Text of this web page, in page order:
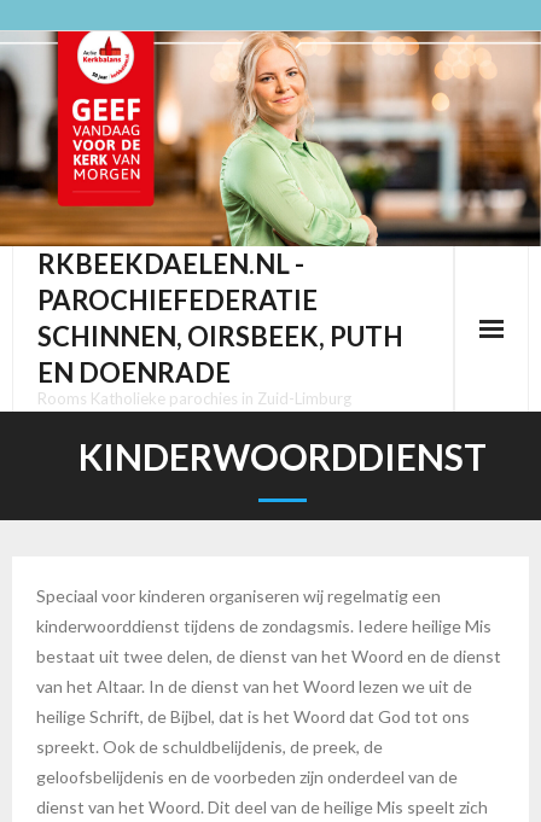
Ga
naar
RKBEEKDAELEN.NL -
PAROCHIEFEDERATIE
SCHINNEN, OIRSBEEK, PUTH
EN DOENRADE
Rooms Katholieke parochies in Zuid-Limburg
KINDERWOORDDIENST
Speciaal voor kinderen organiseren wij regelmatig een
kinderwoorddienst tijdens de zondagsmis. Iedere heilige Mis
bestaat uit twee delen, de dienst van het Woord en de dienst
van het Altaar. In de dienst van het Woord lezen we uit de
heilige Schrift, de Bijbel, dat is het Woord dat God tot ons
spreekt. Ook de schuldbelijdenis, de preek, de
geloofsbelijdenis en de voorbeden zijn onderdeel van de
dienst van het Woord. Dit deel van de heilige Mis speelt zich